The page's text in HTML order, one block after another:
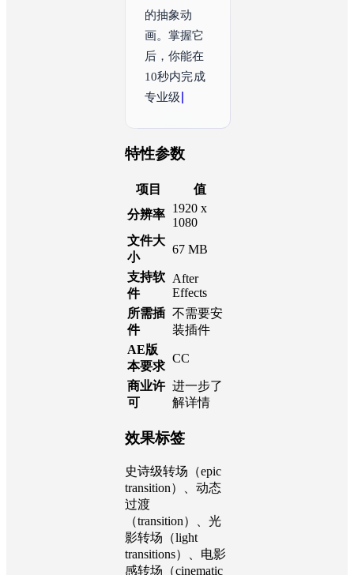
的抽象动
画。掌握它
后，你能在
10秒内完成
专业级镜头
与
特性参数
项目
值
分辨率
1080
文件大
小
67 MB
支持软
件
After
Effects
所需插
件
装插件
AE版
本要求
商业许
可
进一步了
解详情
效果标签
史诗级转场（epic
transition）、动态
过渡